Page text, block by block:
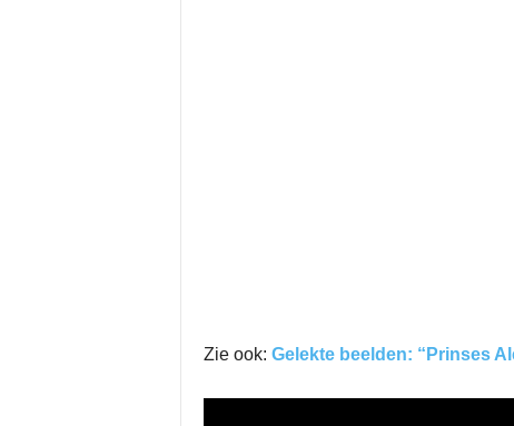
Zie ook: Gelekte beelden: “Prinses